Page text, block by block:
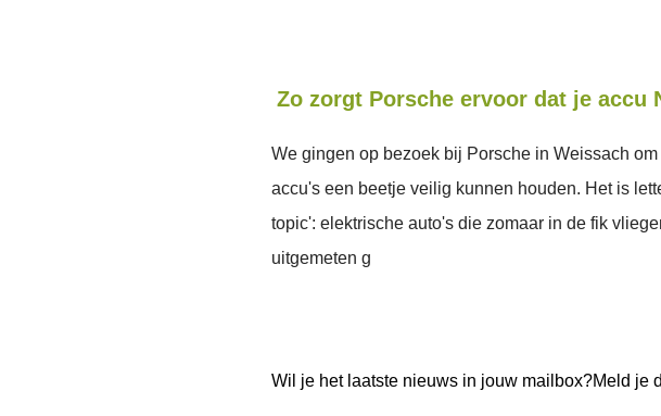
Zo zorgt Porsche ervoor dat je accu
We gingen op bezoek bij Porsche in Weissach
accu's een beetje veilig kunnen houden. Het is
topic': elektrische auto's die zomaar in de fik
uitgemeten g
Wil je het laatste nieuws in jouw mailbox?Meld je